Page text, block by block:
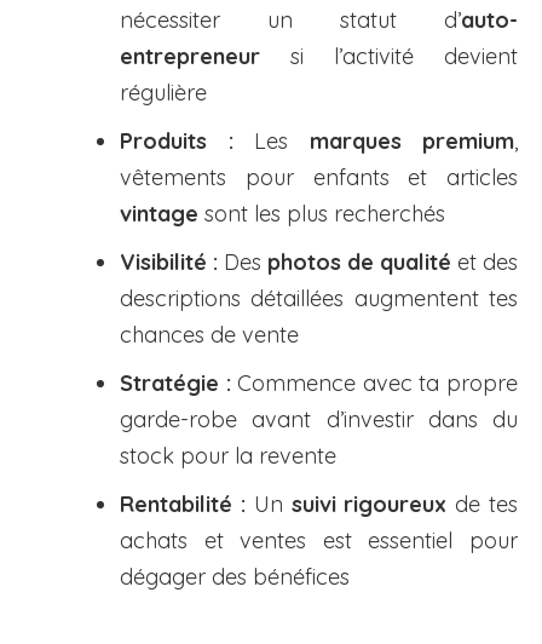
nécessiter un statut d’auto-
entrepreneur si l’activité devient
régulière
Produits : Les marques premium,
vêtements pour enfants et articles
vintage sont les plus recherchés
Visibilité : Des photos de qualité et des
descriptions détaillées augmentent tes
chances de vente
Stratégie : Commence avec ta propre
garde-robe avant d’investir dans du
stock pour la revente
Rentabilité : Un suivi rigoureux de tes
achats et ventes est essentiel pour
dégager des bénéfices